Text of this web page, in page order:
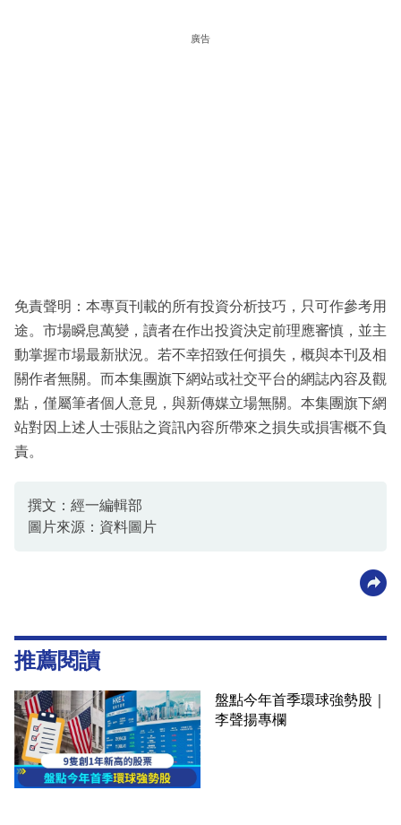
廣告
免責聲明：本專頁刊載的所有投資分析技巧，只可作參考用
途。市場瞬息萬變，讀者在作出投資決定前理應審慎，並主
動掌握市場最新狀況。若不幸招致任何損失，概與本刊及相
關作者無關。而本集團旗下網站或社交平台的網誌內容及觀
點，僅屬筆者個人意見，與新傳媒立場無關。本集團旗下網
站對因上述人士張貼之資訊內容所帶來之損失或損害概不負
責。
撰文：經一編輯部
圖片來源：資料圖片
推薦閱讀
盤點今年首季環球強勢股｜
李聲揚專欄